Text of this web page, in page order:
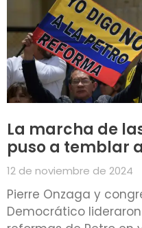
La marcha de
puso a temblar
12 de noviembre de 2024
Pierre Onzaga y
Democrático